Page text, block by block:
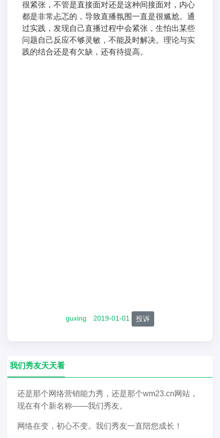
很紧张，不管是直接面对还是这种间接面对，内心
都是非常忐忑的，导致直播氛围一直是很尴尬。通
过实践，发现自己直播过程中会紧张，生怕出某些
问题自己反应不够灵敏，不能及时解决。理论与实
践的结合还是有欠缺，还有待提高。
guxing 2019-01-01 投诉
我们秀友天天看
还是那个网络营销能力秀，还是那个wm23.cn网站，
现在有个新名称——我们秀友。
网络在变，初心不变。我们秀友一直陪您成长！